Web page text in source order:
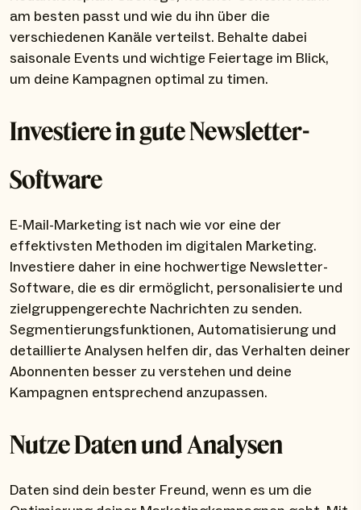
am besten passt und wie du ihn über die
verschiedenen Kanäle verteilst. Behalte dabei
saisonale Events und wichtige Feiertage im Blick,
um deine Kampagnen optimal zu timen.
Investiere in gute Newsletter-
Software
E-Mail-Marketing ist nach wie vor eine der
effektivsten Methoden im digitalen Marketing.
Investiere daher in eine hochwertige Newsletter-
Software, die es dir ermöglicht, personalisierte und
zielgruppengerechte Nachrichten zu senden.
Segmentierungsfunktionen, Automatisierung und
detaillierte Analysen helfen dir, das Verhalten deiner
Abonnenten besser zu verstehen und deine
Kampagnen entsprechend anzupassen.
Nutze Daten und Analysen
Daten sind dein bester Freund, wenn es um die